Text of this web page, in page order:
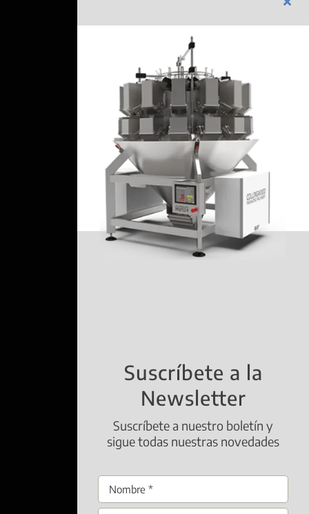
Suscríbete a la
Newsletter
Suscríbete a nuestro boletín y
sigue todas nuestras novedades